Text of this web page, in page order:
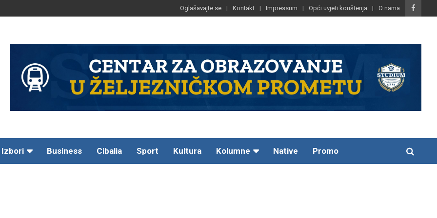
Oglašavajte se Kontakt Impressum Opći uvjeti korištenja O nama
Izbori Business Cibalia Sport Kultura Kolumne Native Promo